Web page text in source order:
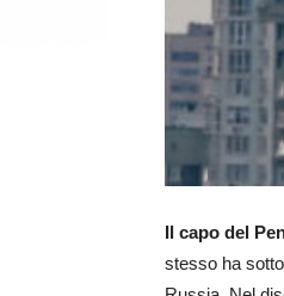
Il capo del
stesso ha